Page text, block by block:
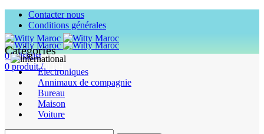
Contacter nous
Conditions générales
0Wishlist
0produit / DH
Catégories
Electroniques
Annimaux de compagnie
Bureau
Maison
Voiture